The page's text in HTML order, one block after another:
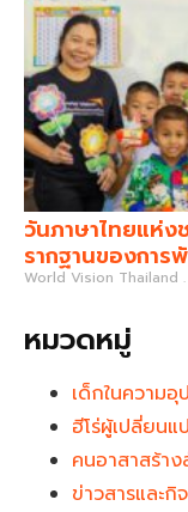
วันภาษาไทยแห่ง
รากฐานของกา
World Vision Thailand
หมวดหมู่
เด็กในความ
ฮีโร่ผู้เปลี่ยน
คนอาสาสร้า
ข่าวสารและกิ